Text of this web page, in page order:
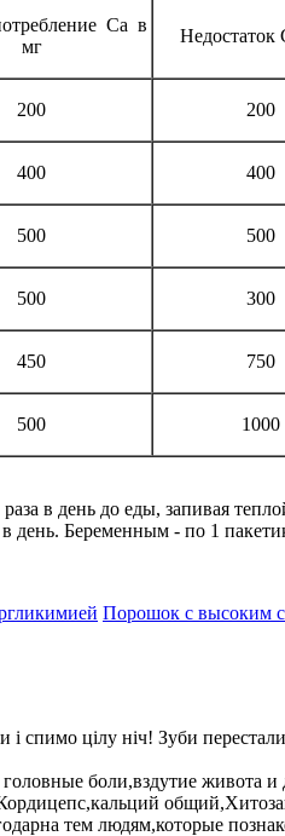
Са в
мг
Недостаток
200 200
400 400
500 500
500 300
450 750
500 1000
в день до еды, запивая
день. Беременным - по 1
Порошок с высоким
спимо цілу ніч! Зуби
боли,вздутие живота
тем людям,которые